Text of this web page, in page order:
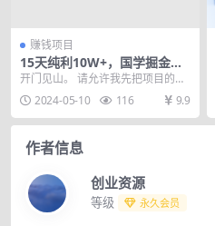
赚钱项目
15天纯利10W+，国学掘金计
划2024玩法全网首次公开（视
开门见山。 请允许我先把项目的
「内测数据」「成交收益」「合伙
人报喜」和大家做个简...
2024-05-10 116 9.9
作者信息
创业资源
等级 永久会员